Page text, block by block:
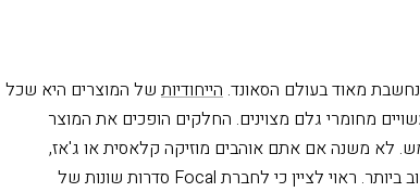
הייחודיות של המוצרים היא שכל
מחומרי גלם מצוינים. החלקים הופכים את המוצר
לא משנה אם אתם אוהבים מוזיקה קלאסית או ג'אז,
הרמקולים של Focal יתנו לכם את המענה הטוב ביותר. ראוי לציין כי לחברת Focal סדרות שונות של